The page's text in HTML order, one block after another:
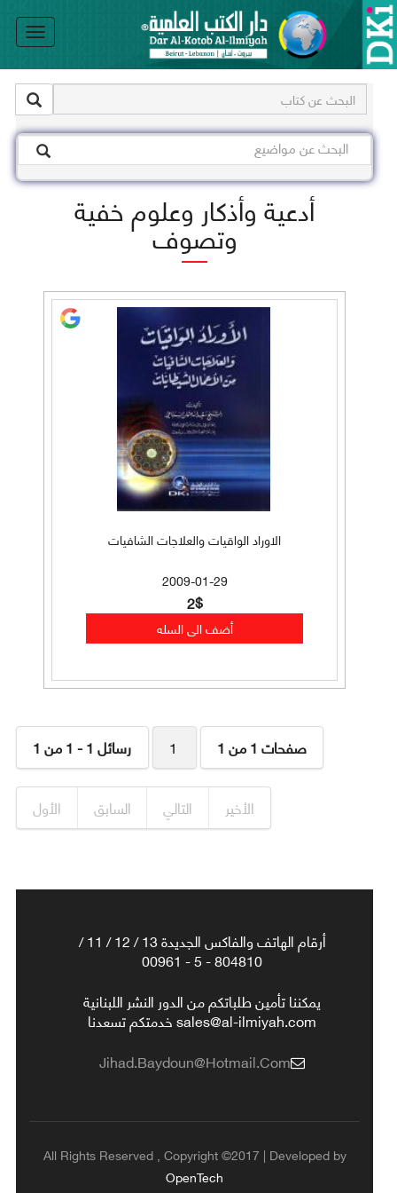
أدعية وأذكار وعلوم خفية
وتصوف
الاوراد الواقيات والعلاجات الشافيات
2009-01-29
2$
رسائل 1 - 1 من 1 1 صفحات 1 من 1
الأول السابق التالي الأخير
أرقام الهاتف والفاكس الجديدة 13 / 12 / 11 /
804810 - 5 - 00961
يمكننا تأمين طلباتكم من الدور النشر اللبنانية
sales@al-ilmiyah.com خدمتكم تسعدنا
Jihad.baydoun@hotmail.com
All Rights Reserved , Copyright ©2017 | Developed by
OpenTech